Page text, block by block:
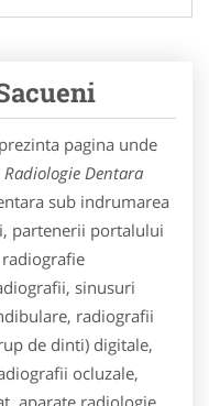
pagina unde
Radiologie Dentara
sub indrumarea
partenerii portalului
sinusuri
radiografii
de dinti) digitale,
ocluzale,
aparate radiologie